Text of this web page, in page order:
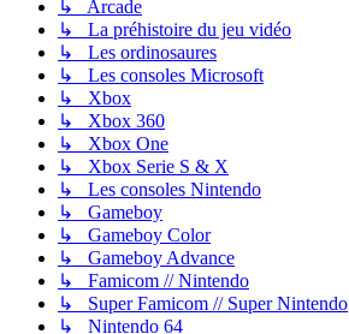
↳ Arcade
↳ La préhistoire du jeu vidéo
↳ Les ordinosaures
↳ Les consoles Microsoft
↳ Xbox
↳ Xbox 360
↳ Xbox One
↳ Xbox Serie S & X
↳ Les consoles Nintendo
↳ Gameboy
↳ Gameboy Color
↳ Gameboy Advance
↳ Famicom // Nintendo
↳ Super Famicom // Super Nintendo
↳ Nintendo 64